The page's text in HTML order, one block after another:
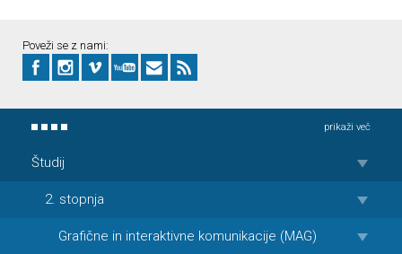
Poveži se z nami:
prikaži več
Študij
2. stopnja
Grafične in interaktivne komunikacije (MAG)